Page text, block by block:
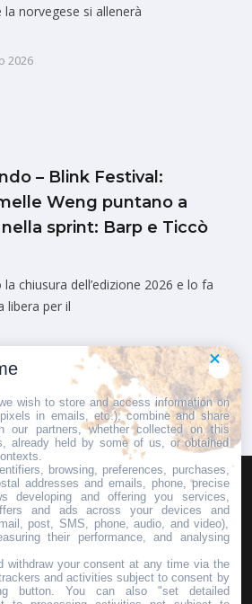
norvegese si allenerà
2026
– Blink Festival:
Weng puntano a
sprint: Barp e Ticcò
chiusura dell’edizione 2026 e lo fa
libera per il
UN COMUNICATO STAMPA
we wish to store and access information on
in emails, etc.), combine and share
our partners, whether collected on this
already held by some of us, or obtained
browsing, preferences, purchases,
addresses and emails, phone, precise
developing and offering you services,
and ads across your devices and
post, SMS, phone, audio, and video),
their performance, and analysing
withdraw your consent at any time via the
and activities subject to consent by
button. You can also "set detailed